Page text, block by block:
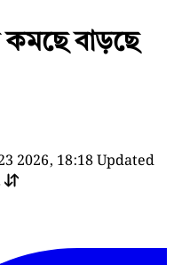
কমছে বাড়ছে
2026, 18:18Updated